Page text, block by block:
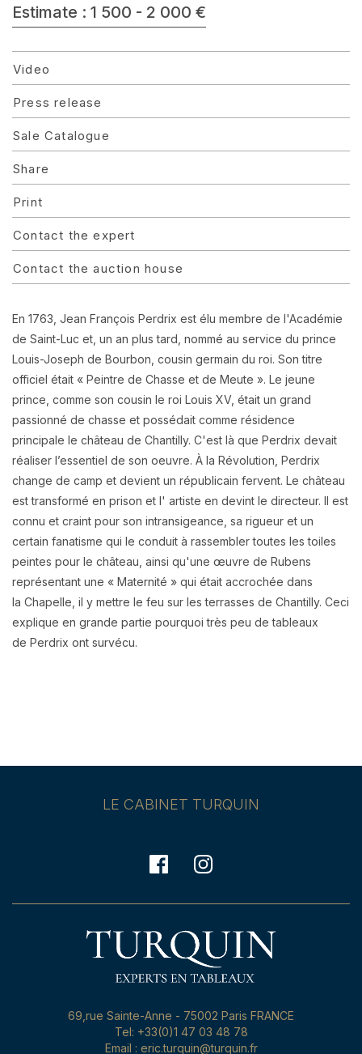
Estimate : 1 500 - 2 000 €
Video
Press release
Sale Catalogue
Share
Print
Contact the expert
Contact the auction house
En 1763, Jean François Perdrix est élu membre de l'Académie
de Saint-Luc et, un an plus tard, nommé au service du prince
Louis-Joseph de Bourbon, cousin germain du roi. Son titre
officiel était « Peintre de Chasse et de Meute ». Le jeune
prince, comme son cousin le roi Louis XV, était un grand
passionné de chasse et possédait comme résidence
principale le château de Chantilly. C'est là que Perdrix devait
réaliser l’essentiel de son oeuvre. À la Révolution, Perdrix
change de camp et devient un républicain fervent. Le château
est transformé en prison et l' artiste en devint le directeur. Il est
connu et craint pour son intransigeance, sa rigueur et un
certain fanatisme qui le conduit à rassembler toutes les toiles
peintes pour le château, ainsi qu'une œuvre de Rubens
représentant une « Maternité » qui était accrochée dans
la Chapelle, il y mettre le feu sur les terrasses de Chantilly. Ceci
explique en grande partie pourquoi très peu de tableaux
de Perdrix ont survécu.
LE CABINET TURQUIN
69,rue Sainte-Anne - 75002 Paris FRANCE
Tel: +33(0)1 47 03 48 78
Email : eric.turquin@turquin.fr